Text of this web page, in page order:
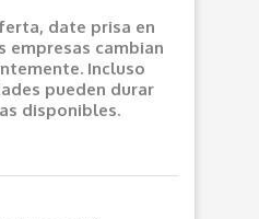
date prisa en
empresas cambian
Incluso
pueden durar
disponibles.